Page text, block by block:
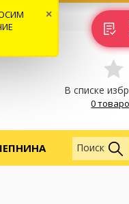
В списке
0
Обои
Поиск
×